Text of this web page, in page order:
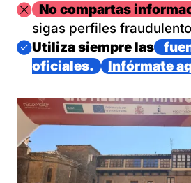
ImagenNo compartas
sigas perfiles
Imagen
Utiliza siempre las
oficiales.
Infórmate